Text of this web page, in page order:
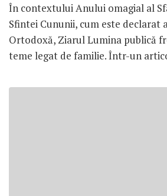
În contextului Anului omagial al
Sfintei Cununii, cum este declarat
Ortodoxă, Ziarul Lumina publică
teme legat de familie. Într-un